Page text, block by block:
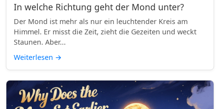
In welche Richtung geht der Mond unter?
Der Mond ist mehr als nur ein leuchtender Kreis am
Himmel. Er misst die Zeit, zieht die Gezeiten und weckt
Staunen. Aber...
Weiterlesen →